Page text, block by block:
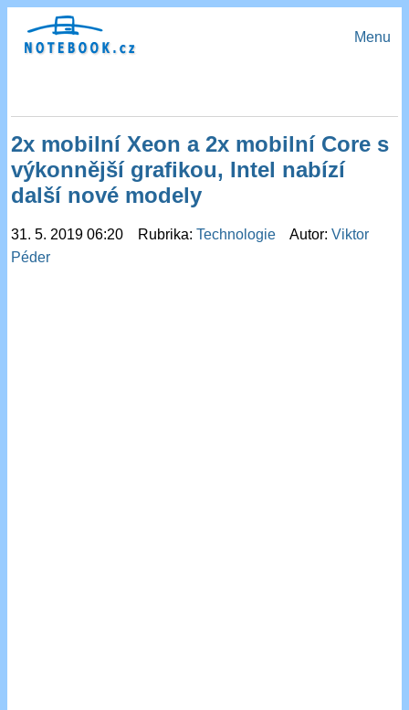
Menu
2x mobilní Xeon a 2x mobilní Core s
výkonnější grafikou, Intel nabízí
další nové modely
31. 5. 2019 06:20 Rubrika:Technologie Autor:Viktor
Péder